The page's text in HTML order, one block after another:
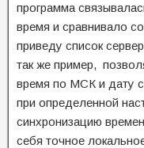
программа
время и сравнивало
приведу список
так же пример,
время по МСК и дату
при определенной
синхронизацию
себя точное